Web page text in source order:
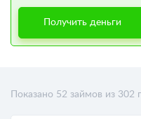
Получить деньги
Показано 52 займов из 302